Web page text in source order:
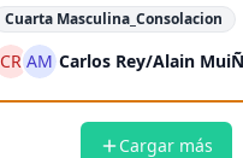
Cuarta Masculina_Consolacion
CR AM Carlos Rey/Alain
Cargar más